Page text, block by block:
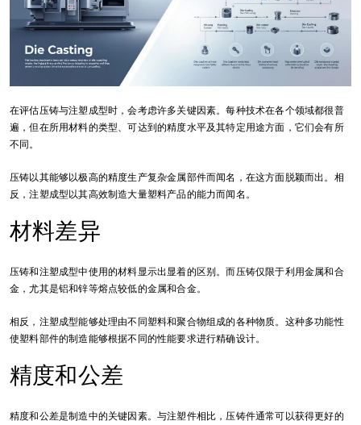
在评估压铸与注塑成型时，会考虑许多关键因素。每种技术在各个领域都很普
遍，但在所用材料的类型、可达到的精度水平及其特定用途方面，它们会有所
不同。
压铸以其能够以极高的精度生产复杂金属部件而闻名，在这方面脱颖而出。相
反，注塑成型以其高效制造大量塑料产品的能力而闻名。
材料差异
压铸和注塑成型中使用的材料显示出显着的区别。而压铸仅限于利用金属和合
金，尤其是铝和锌等熔点较低的金属和合金。
相反，注塑成型能够处理由不同塑料和聚合物组成的各种物质。这种多功能性
使塑料部件的制造能够根据不同的性能要求进行精确设计。
精度和公差
精度和公差是制造中的关键因素。与注塑件相比，压铸件通常可以获得更好的